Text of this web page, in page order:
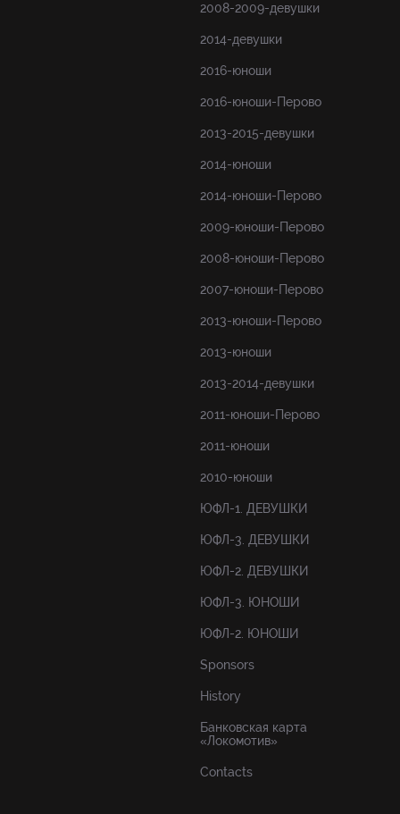
2008-2009-девушки
2014-девушки
2016-юноши
2016-юноши-Перово
2013-2015-девушки
2014-юноши
2014-юноши-Перово
2009-юноши-Перово
2008-юноши-Перово
2007-юноши-Перово
2013-юноши-Перово
2013-юноши
2013-2014-девушки
2011-юноши-Перово
2011-юноши
2010-юноши
ЮФЛ-1. ДЕВУШКИ
ЮФЛ-3. ДЕВУШКИ
ЮФЛ-2. ДЕВУШКИ
ЮФЛ-3. ЮНОШИ
ЮФЛ-2. ЮНОШИ
Sponsors
History
Банковская карта
«Локомотив»
Contacts